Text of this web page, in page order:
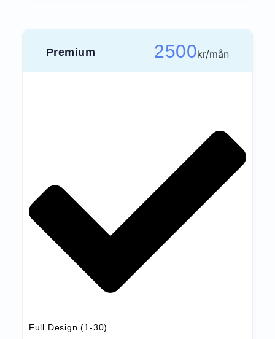
Premium 2500kr/mån
Full Design (1-30)